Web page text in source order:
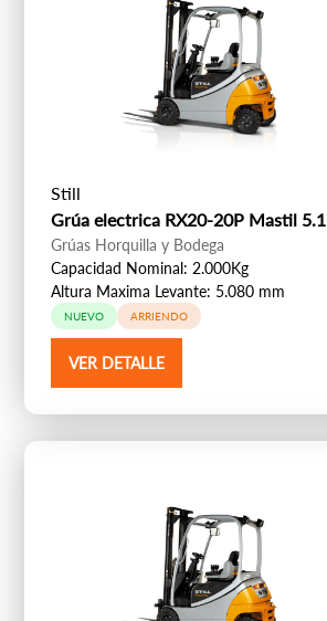
Still
Grúa electrica RX20-20P Mastil 5.1
Grúas Horquilla y Bodega
Capacidad Nominal: 2.000Kg
Altura Maxima Levante: 5.080 mm
NUEVO ARRIENDO
VER DETALLE